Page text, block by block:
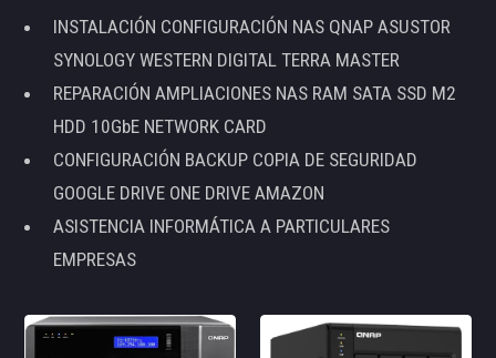
INSTALACIÓN CONFIGURACIÓN NAS QNAP ASUSTOR
SYNOLOGY WESTERN DIGITAL TERRA MASTER
REPARACIÓN AMPLIACIONES NAS RAM SATA SSD M2
HDD 10GbE NETWORK CARD
CONFIGURACIÓN BACKUP COPIA DE SEGURIDAD
GOOGLE DRIVE ONE DRIVE AMAZON
ASISTENCIA INFORMÁTICA A PARTICULARES
EMPRESAS